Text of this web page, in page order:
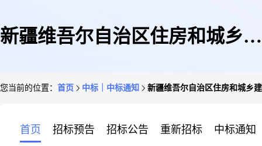
新疆维吾尔自治区住房和城乡建
您当前的位置： 首页 中标｜中标通知 新疆维吾尔自治区住房和城乡
首页 招标预告 招标公告 重新招标 中标通知